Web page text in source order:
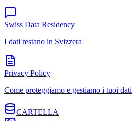
Swiss Data Residency
I dati restano in Svizzera
Privacy Policy
Come proteggiamo e gestiamo i tuoi dati
CARTELLA